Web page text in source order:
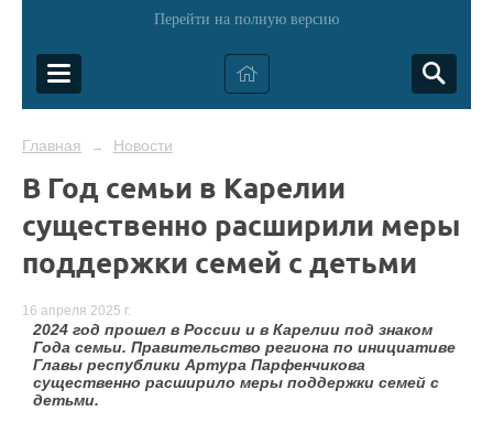
Перейти на полную версию
Главная → Новости
В Год семьи в Карелии
существенно расширили меры
поддержки семей с детьми
16 апреля 2025 г.
2024 год прошел в России и в Карелии под знаком
Года семьи. Правительство региона по инициативе
Главы республики Артура Парфенчикова
существенно расширило меры поддержки семей с
детьми.